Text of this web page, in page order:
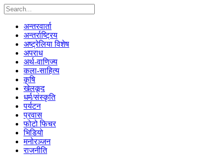
अन्तरवार्ता
अन्तर्राष्ट्रिय
अष्ट्रेलिया विशेष
अपराध
अर्थ-वाणिज्य
कला-साहित्य
कृषि
खेलकूद
धर्म/संस्कृति
पर्यटन
प्रवास
फोटो फिचर
भिडियो
मनोरञ्जन
राजनीति